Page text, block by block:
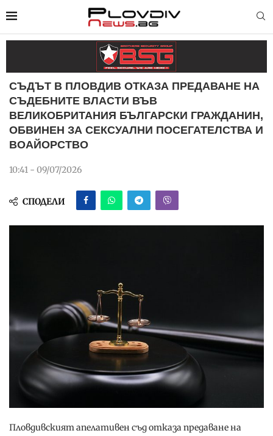
СЪДЪТ В ПЛОВДИВ ОТКАЗА ПРЕДАВАНЕ НА
СЪДЕБНИТЕ ВЛАСТИ ВЪВ
ВЕЛИКОБРИТАНИЯ БЪЛГАРСКИ ГРАЖДАНИН,
ОБВИНЕН ЗА СЕКСУАЛНИ ПОСЕГАТЕЛСТВА И
ВОАЙОРСТВО
10:41 - 09/07/2026
СПОДЕЛИ
Пловдивският апелативен съд отказа предаване на